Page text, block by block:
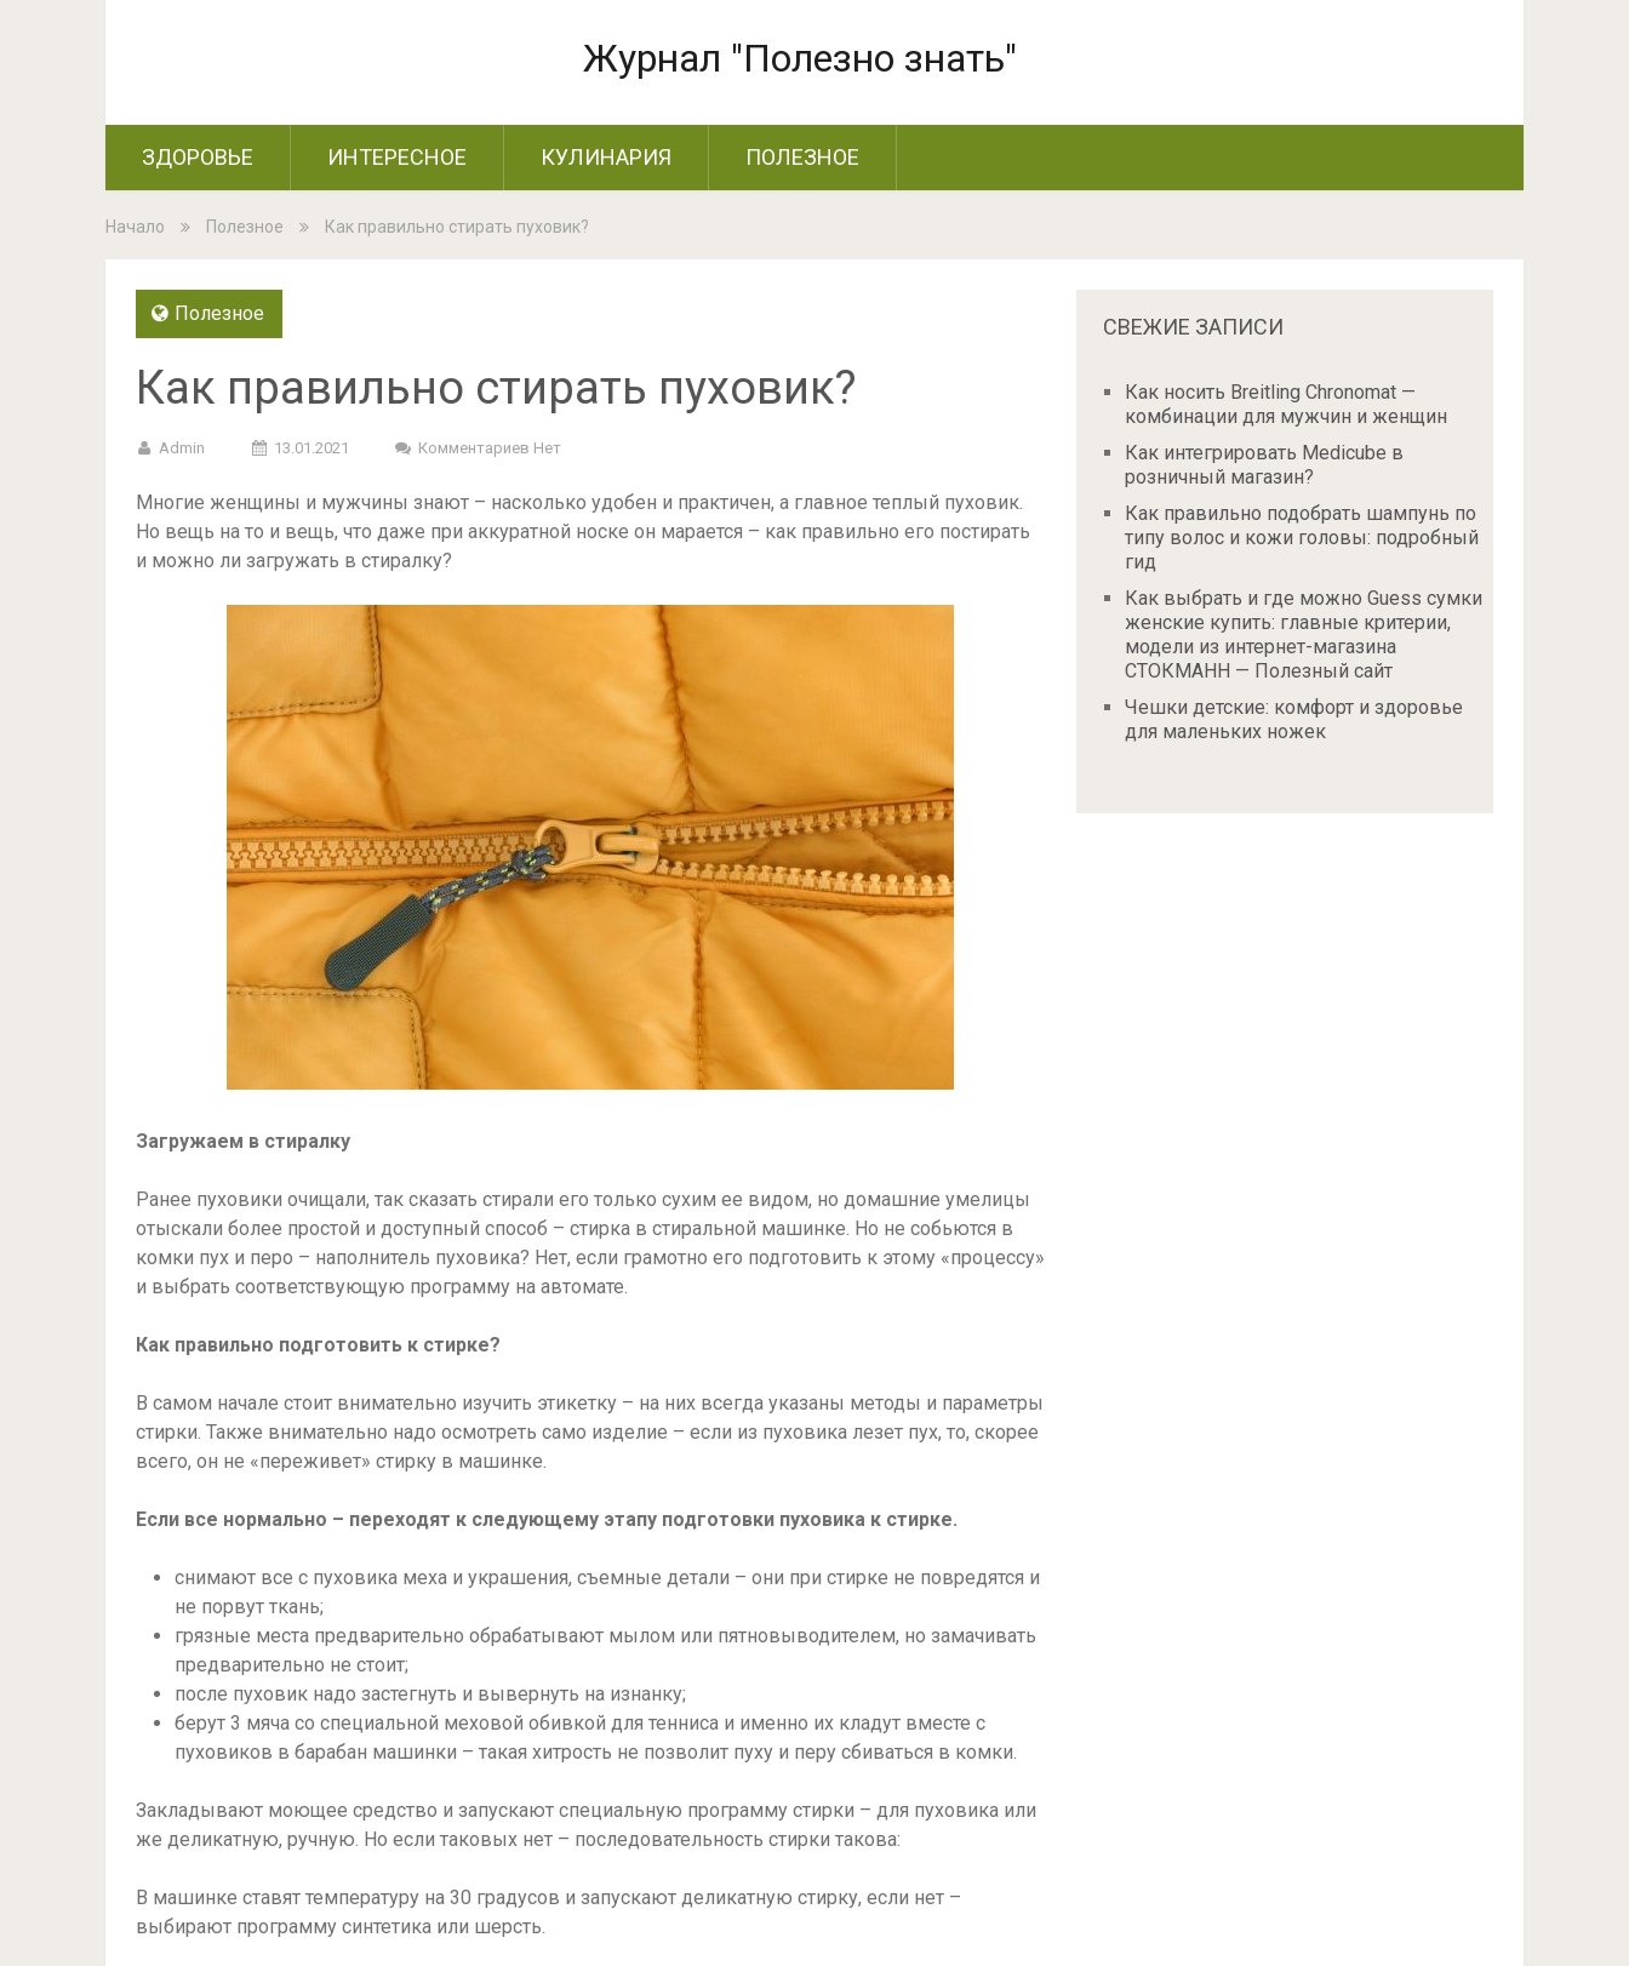
Журнал "Полезно знать"
ЗДОРОВЬЕ ИНТЕРЕСНОЕ КУЛИНАРИЯ ПОЛЕЗНОЕ
Начало Полезное Как правильно стирать пуховик?
Полезное
Как правильно стирать пуховик?
Admin 13.01.2021 Комментариев Нет
Многие женщины и мужчины знают – насколько удобен и практичен, а главное теплый пуховик.
Но вещь на то и вещь, что даже при аккуратной носке он марается – как правильно его постирать
и можно ли загружать в стиралку?
Загружаем в стиралку
Ранее пуховики очищали, так сказать стирали его только сухим ее видом, но домашние умелицы
отыскали более простой и доступный способ – стирка в стиральной машинке. Но не собьются в
комки пух и перо – наполнитель пуховика? Нет, если грамотно его подготовить к этому «процессу»
и выбрать соответствующую программу на автомате.
Как правильно подготовить к стирке?
В самом начале стоит внимательно изучить этикетку – на них всегда указаны методы и параметры
стирки. Также внимательно надо осмотреть само изделие – если из пуховика лезет пух, то, скорее
всего, он не «переживет» стирку в машинке.
Если все нормально – переходят к следующему этапу подготовки пуховика к стирке.
снимают все с пуховика меха и украшения, съемные детали – они при стирке не повредятся и
не порвут ткань;
грязные места предварительно обрабатывают мылом или пятновыводителем, но замачивать
предварительно не стоит;
после пуховик надо застегнуть и вывернуть на изнанку;
берут 3 мяча со специальной меховой обивкой для тенниса и именно их кладут вместе с
пуховиков в барабан машинки – такая хитрость не позволит пуху и перу сбиваться в комки.
Закладывают моющее средство и запускают специальную программу стирки – для пуховика или
же деликатную, ручную. Но если таковых нет – последовательность стирки такова:
В машинке ставят температуру на 30 градусов и запускают деликатную стирку, если нет –
выбирают программу синтетика или шерсть.
СВЕЖИЕ ЗАПИСИ
Как носить Breitling Chronomat —
комбинации для мужчин и женщин
Как интегрировать Medicube в
розничный магазин?
Как правильно подобрать шампунь по
типу волос и кожи головы: подробный
гид
Как выбрать и где можно Guess сумки
женские купить: главные критерии,
модели из интернет-магазина
СТОКМАНН — Полезный сайт
Чешки детские: комфорт и здоровье
для маленьких ножек